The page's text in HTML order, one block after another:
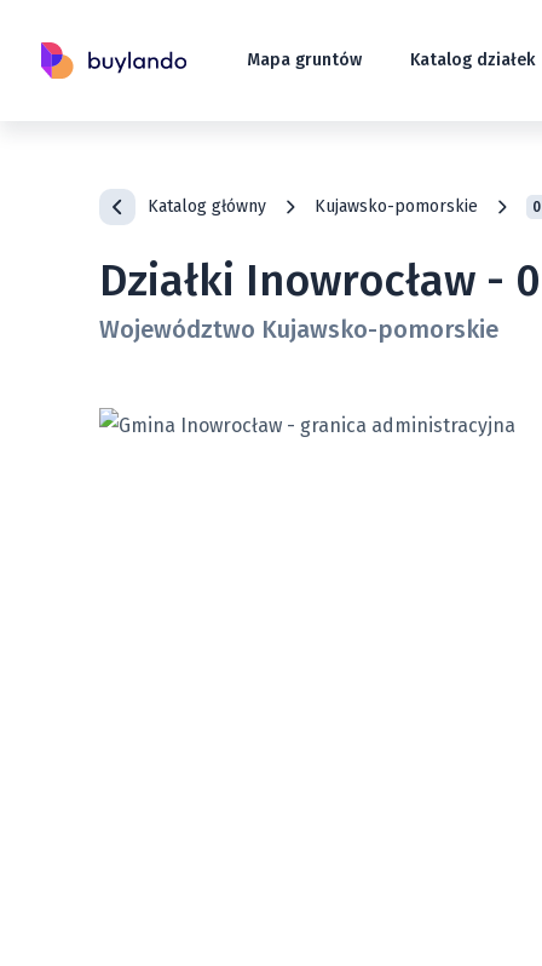
Mapa gruntów Katalog działek
Katalog główny Kujawsko-pomorskie
Działki Inowrocław -
Województwo Kujawsko-pomorskie